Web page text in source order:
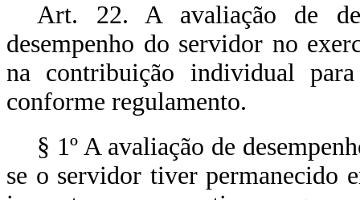
Art. 22. A avaliação de
desempenho do servidor no
na contribuição individual
conforme regulamento.
§ 1º A avaliação de
se o servidor tiver permanecido